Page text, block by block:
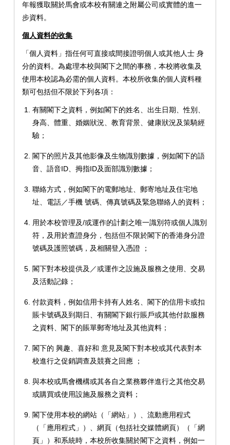
年報獲取關於馬會或本校有關連之附屬公司或實體的進一
步資料。
個人資料的收集
「個人資料」指任何可直接或間接證明個人或其他人士 身
分的資料。為處理本校與閣下之間的事務，本校將收集及
使用本校認為必需的個人資料。本校所收集的個人資料種
類可包括但不限於下列各項：
有關閣下之資料，例如閣下的姓名、出生日期、性別、
身高、體重、婚姻狀況、教育背景、健康狀況及策騎經
驗；
閣下的照片及其他影像及生物識別數據，例如閣下的語
音、語音ID、拇指ID及面部識別數據；
聯絡方式，例如閣下的電郵地址、郵寄地址及住宅地
址、電話／手機 號碼、傳真號碼及緊急聯絡人的資料；
用於本校管理及/或運作的計劃之唯一識別符或個人識別
符，及用於查證身分，包括但不限於閣下的香港身分證
號碼及護照號碼，及相關登入憑證 ；
閣下對本校提供及／或運作之設施及服務之使用、交易
及活動記錄；
付款資料，例如信用卡持有人姓名、閣下的信用卡或扣
賬卡號碼及到期日、有關閣下銀行賬戶或其他付款服務
之資料、閣下的賬單郵寄地址及其他資料；
閣下的 興趣、喜好和 意見及閣下對本校或其代表對本
校進行之促銷調查及競賽之回應 ；
與本校或馬會機構或其各自之業務夥伴進行之其他交易
或購買或使用設施及服務之資料；
閣下使用本校的網站（「網站」）、流動應用程式
（「應用程式」）、網頁（包括社交媒體網頁）（「網
頁」）和系統時，本校所收集關於閣下之資料，例如一